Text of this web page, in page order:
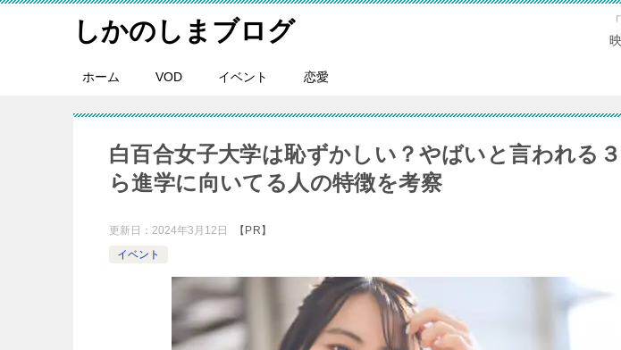
しかのしまブログ
ホーム VOD イベント 恋愛
白百合女子大学は恥ずかしい？やばいと言われる
ら進学に向いてる人の特徴を考察
更新日： 2024年3月12日
イベント
【PR】